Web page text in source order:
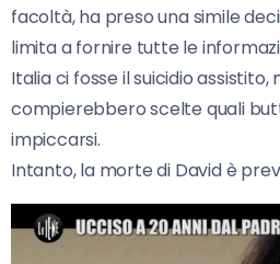
facoltà, ha preso una simile
limita a fornire tutte le
Italia ci fosse il suicidio assistito,
compierebbero scelte quali
impiccarsi.
Intanto, la morte di David è